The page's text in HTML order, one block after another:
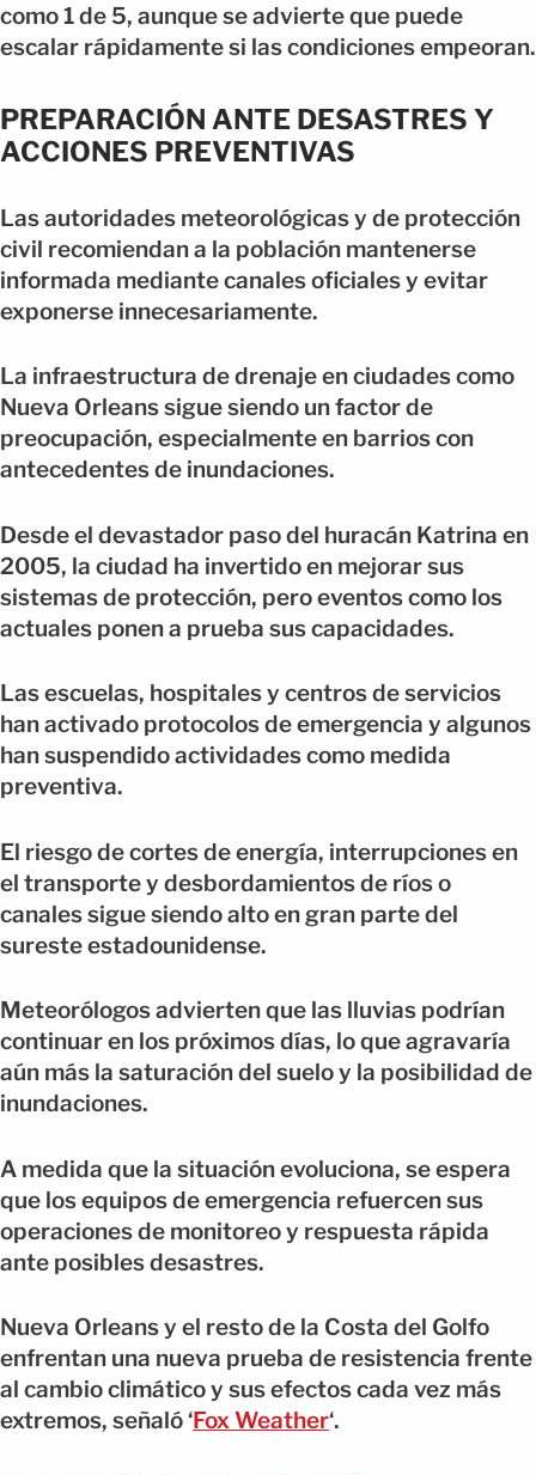
como 1 de 5, aunque se advierte que puede
escalar rápidamente si las condiciones empeoran.
PREPARACIÓN ANTE DESASTRES Y
ACCIONES PREVENTIVAS
Las autoridades meteorológicas y de protección
civil recomiendan a la población mantenerse
informada mediante canales oficiales y evitar
exponerse innecesariamente.
La infraestructura de drenaje en ciudades como
Nueva Orleans sigue siendo un factor de
preocupación, especialmente en barrios con
antecedentes de inundaciones.
Desde el devastador paso del huracán Katrina en
2005, la ciudad ha invertido en mejorar sus
sistemas de protección, pero eventos como los
actuales ponen a prueba sus capacidades.
Las escuelas, hospitales y centros de servicios
han activado protocolos de emergencia y algunos
han suspendido actividades como medida
preventiva.
El riesgo de cortes de energía, interrupciones en
el transporte y desbordamientos de ríos o
canales sigue siendo alto en gran parte del
sureste estadounidense.
Meteorólogos advierten que las lluvias podrían
continuar en los próximos días, lo que agravaría
aún más la saturación del suelo y la posibilidad de
inundaciones.
A medida que la situación evoluciona, se espera
que los equipos de emergencia refuercen sus
operaciones de monitoreo y respuesta rápida
ante posibles desastres.
Nueva Orleans y el resto de la Costa del Golfo
enfrentan una nueva prueba de resistencia frente
al cambio climático y sus efectos cada vez más
extremos, señaló ‘Fox Weather‘.